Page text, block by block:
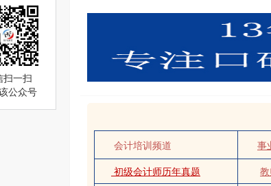
会计培训频道 事
初级会计师历年真题
扫一扫
公众号